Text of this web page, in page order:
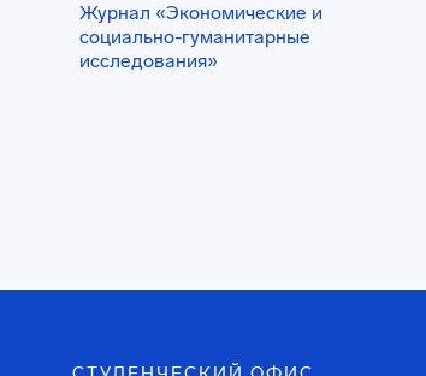
Журнал «Экономические и
социально-гуманитарные
исследования»